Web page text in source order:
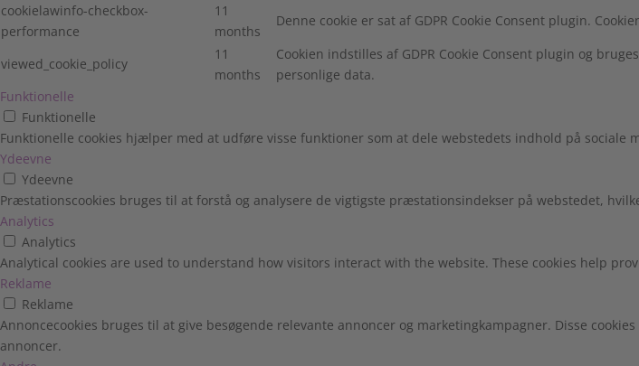
cookielawinfo-checkbox-
performance
11
months
Denne cookie er sat af GDPR Cookie Consent plugin.
viewed_cookie_policy
11
months
Cookien indstilles af GDPR Cookie Consent plugin og
personlige data.
Funktionelle
Funktionelle
Funktionelle cookies hjælper med at udføre visse funktioner som at dele webstedets indhold på
Ydeevne
Ydeevne
Præstationscookies bruges til at forstå og analysere de vigtigste præstationsindekser på webstedet,
Analytics
Analytics
Analytical cookies are used to understand how visitors interact with the website. These cookies help
Reklame
Reklame
Annoncecookies bruges til at give besøgende relevante annoncer og marketingkampagner. Disse
annoncer.